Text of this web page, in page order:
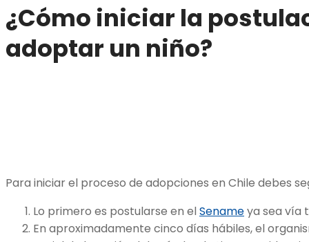
¿Cómo iniciar la
adoptar un niño?
Para iniciar el proceso de adopciones en Chile debes
Lo primero es postularse en elSenameya sea vía
En aproximadamente cinco días hábiles, el